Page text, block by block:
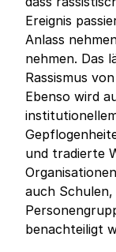
Ereignis
Anlass
nehmen. Das
Rassismus
Ebenso wird
und tradierte
auch
benachteiligt